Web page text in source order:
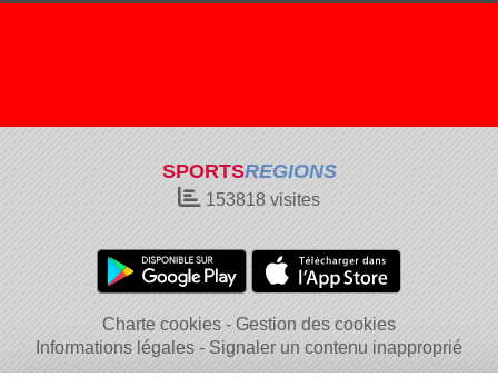
SPORTSREGIONS
153818 visites
Charte cookies
Gestion des cookies
Informations légales
Signaler un contenu inapproprié